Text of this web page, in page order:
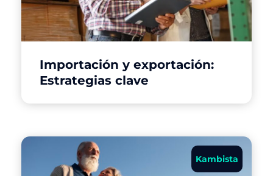
Importación y exportación:
Estrategias clave
Kambista